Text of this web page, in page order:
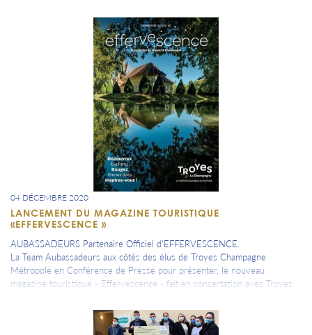
De nombreux et futurs rendez-vous à venir pour les mois et les années
qui viennent pour faire découvrir le site ANDRA de l'Aube ainsi que les
04 DÉCEMBRE 2020
LANCEMENT DU MAGAZINE TOURISTIQUE
«EFFERVESCENCE »
AUBASSADEURS Partenaire Officiel d'EFFERVESCENCE.
La Team Aubassadeurs aux côtés des élus de Troyes Champagne
Métropole en Conférence de Presse pour présenter, le nouveau
magazine touristique « Effervescence » fait en concertation avec Troyes
Dans un esprit locavore, le semestriel « Effervescence » fait la part belle